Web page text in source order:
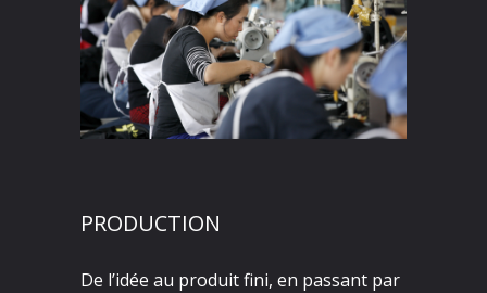
PRODUCTION
De l’idée au produit fini, en passant par